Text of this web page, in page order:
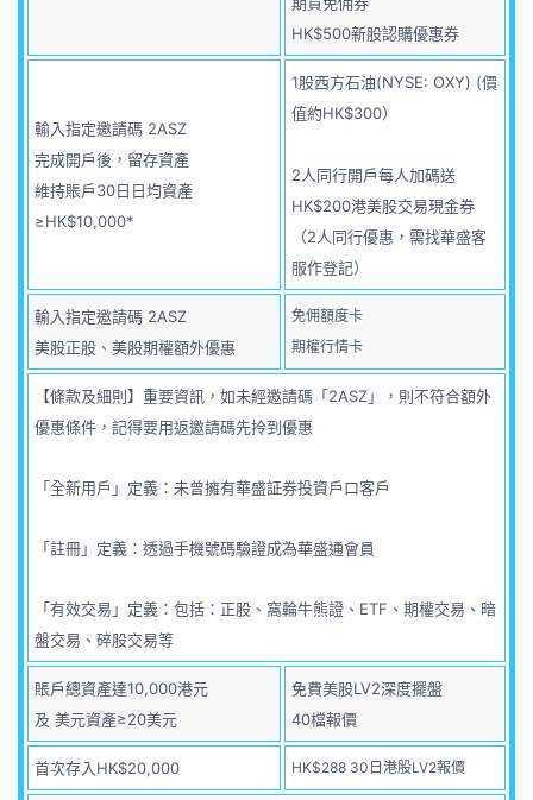
HK$500新股認購優惠券
輸入指定邀請碼 2ASZ
完成開戶後，留存資產
維持賬戶30日日均資產
≥HK$10,000*
1股西方石油(NYSE: OXY) (價
值約HK$300）
2人同行開戶每人加碼送
HK$200港美股交易現金券
（2人同行優惠，需找華盛客
服作登記）
輸入指定邀請碼 2ASZ
美股正股、美股期權額外優惠
免佣額度卡
期權行情卡
【條款及細則】重要資訊，如未經邀請碼「2ASZ」，則不符合額外
優惠條件，記得要用返邀請碼先拎到優惠
「全新用戶」定義：未曾擁有華盛証券投資戶口客戶
「註冊」定義：透過手機號碼驗證成為華盛通會員
「有效交易」定義：包括：正股、窩輪牛熊證、ETF、期權交易、暗
盤交易、碎股交易等
賬戶總資產達10,000港元
及 美元資產≥20美元
免費美股LV2深度擺盤
40檔報價
首次存入HK$20,000 HK$288 30日港股LV2報價